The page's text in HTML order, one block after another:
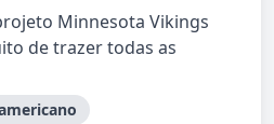
Minnesota Vikings
de trazer todas as